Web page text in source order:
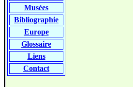
Musées
Bibliographie
Europe
Glossaire
Liens
Contact